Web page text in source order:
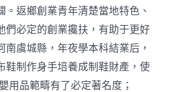
。返鄉創業青年清楚當地特色、
們必定的創業攙扶，有助于更好
南虞城縣，年夜學本科結業后，
鞋制作身手培養成制鞋財產，使
用品範疇有了必定著名度；